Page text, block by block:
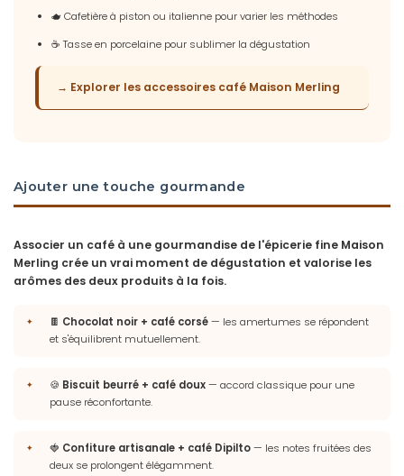
🫖 Cafetière à piston ou italienne pour varier les méthodes
☕ Tasse en porcelaine pour sublimer la dégustation
→ Explorer les accessoires café Maison Merling
Ajouter une touche gourmande
Associer un café à une gourmandise de l'épicerie fine Maison
Merling crée un vrai moment de dégustation et valorise les
arômes des deux produits à la fois.
🍫 Chocolat noir + café corsé— les amertumes se répondent
et s'équilibrent mutuellement.
🍪 Biscuit beurré + café doux— accord classique pour une
pause réconfortante.
🍓 Confiture artisanale + café Dipilto— les notes fruitées des
deux se prolongent élégamment.